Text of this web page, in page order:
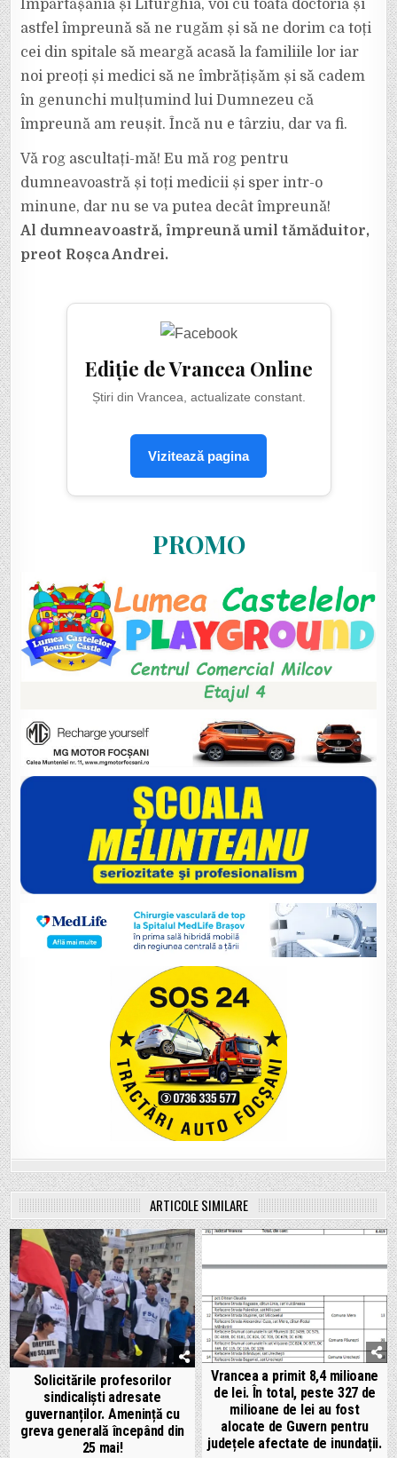
Împărtășania și Liturghia, voi cu toată doctoria și
astfel împreună să ne rugăm și să ne dorim ca toți
cei din spitale să meargă acasă la familiile lor iar
noi preoți și medici să ne îmbrățișăm și să cadem
în genunchi mulțumind lui Dumnezeu că
împreună am reușit. Încă nu e târziu, dar va fi.
Vă rog ascultați-mă! Eu mă rog pentru
dumneavoastră și toți medicii și sper intr-o
minune, dar nu se va putea decât împreună!
Al dumneavoastră, împreună umil tămăduitor,
preot Roșca Andrei.
Ediție de Vrancea Online
Știri din Vrancea, actualizate constant.
Vizitează pagina
PROMO
ARTICOLE SIMILARE
Solicitările profesorilor
sindicaliști adresate
guvernanților. Amenință cu
greva generală începând din
25 mai!
Vrancea a primit 8,4 milioane
de lei. În total, peste 327 de
milioane de lei au fost
alocate de Guvern pentru
județele afectate de inundații.